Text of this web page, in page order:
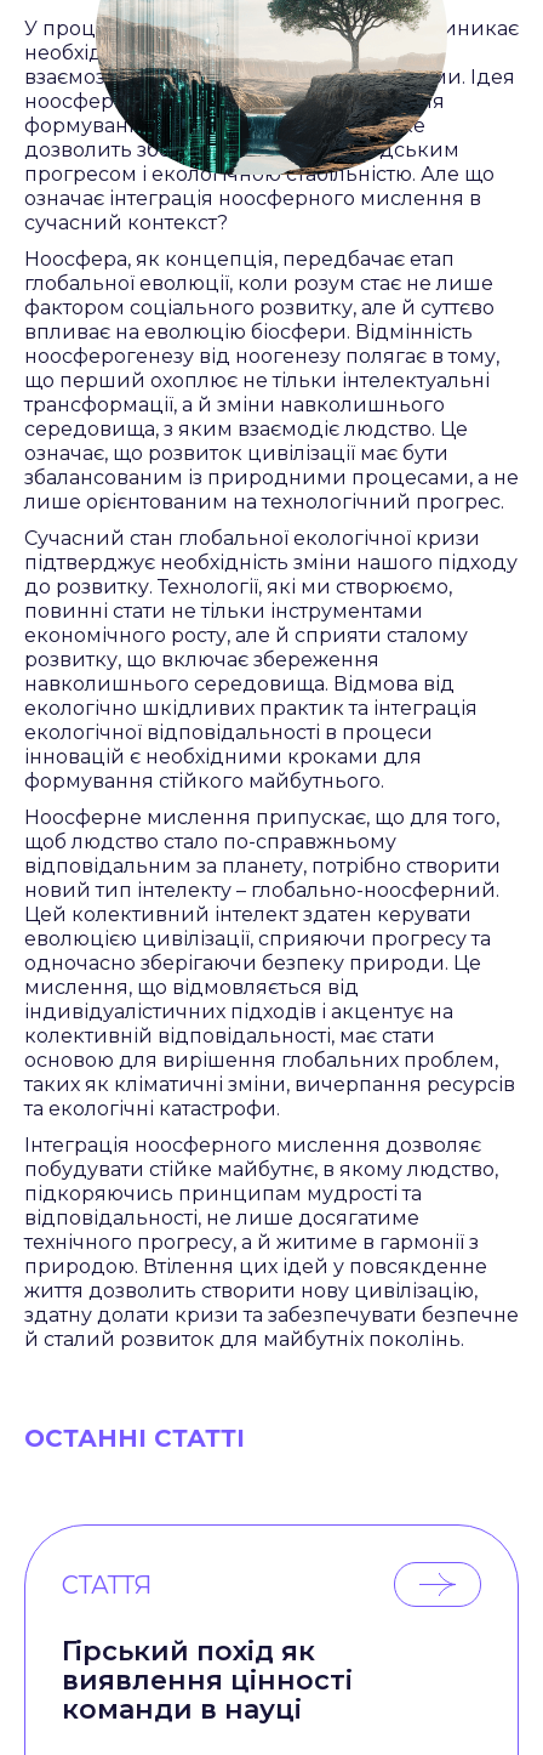
У процесі розвитку сучасної цивілізації виникає
необхідність у переосмисленні нашого
взаємозв'язку з природою та технологіями. Ідея
ноосфери є важливим інструментом для
формування стійкого майбутнього, яке
дозволить зберегти баланс між людським
прогресом і екологічною стабільністю. Але що
означає інтеграція ноосферного мислення в
сучасний контекст?
Ноосфера, як концепція, передбачає етап
глобальної еволюції, коли розум стає не лише
фактором соціального розвитку, але й суттєво
впливає на еволюцію біосфери. Відмінність
ноосферогенезу від ноогенезу полягає в тому,
що перший охоплює не тільки інтелектуальні
трансформації, а й зміни навколишнього
середовища, з яким взаємодіє людство. Це
означає, що розвиток цивілізації має бути
збалансованим із природними процесами, а не
лише орієнтованим на технологічний прогрес.
Сучасний стан глобальної екологічної кризи
підтверджує необхідність зміни нашого підходу
до розвитку. Технології, які ми створюємо,
повинні стати не тільки інструментами
економічного росту, але й сприяти сталому
розвитку, що включає збереження
навколишнього середовища. Відмова від
екологічно шкідливих практик та інтеграція
екологічної відповідальності в процеси
інновацій є необхідними кроками для
формування стійкого майбутнього.
Ноосферне мислення припускає, що для того,
щоб людство стало по-справжньому
відповідальним за планету, потрібно створити
новий тип інтелекту – глобально-ноосферний.
Цей колективний інтелект здатен керувати
еволюцією цивілізації, сприяючи прогресу та
одночасно зберігаючи безпеку природи. Це
мислення, що відмовляється від
індивідуалістичних підходів і акцентує на
колективній відповідальності, має стати
основою для вирішення глобальних проблем,
таких як кліматичні зміни, вичерпання ресурсів
та екологічні катастрофи.
Інтеграція ноосферного мислення дозволяє
побудувати стійке майбутнє, в якому людство,
підкоряючись принципам мудрості та
відповідальності, не лише досягатиме
технічного прогресу, а й житиме в гармонії з
природою. Втілення цих ідей у повсякденне
життя дозволить створити нову цивілізацію,
здатну долати кризи та забезпечувати безпечне
й сталий розвиток для майбутніх поколінь.
ОСТАННІ СТАТТІ
СТАТТЯ
Гірський похід як
виявлення цінності
команди в науці